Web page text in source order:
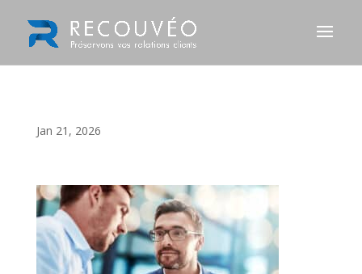
Jan 21, 2026